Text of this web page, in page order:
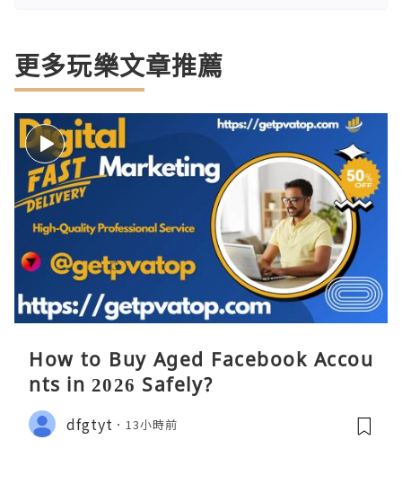
更多玩樂文章推薦
How to Buy Aged Facebook Accou
nts in 2026 Safely?
dfgtyt 13小時前